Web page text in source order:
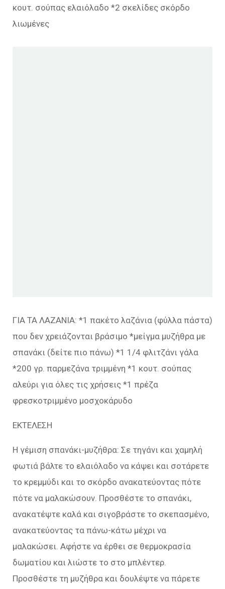
κουτ. σούπας ελαιόλαδο *2 σκελίδες σκόρδο
λιωμένες
ΓΙΑ ΤΑ ΛΑΖΑΝΙΑ: *1 πακέτο λαζάνια (φύλλα πάστα)
που δεν χρειάζονται βράσιμο *μείγμα μυζήθρα με
σπανάκι (δείτε πιο πάνω) *1 1/4 φλιτζάνι γάλα
*200 γρ. παρμεζάνα τριμμένη *1 κουτ. σούπας
αλεύρι για όλες τις χρήσεις *1 πρέζα
φρεσκοτριμμένο μοσχοκάρυδο
ΕΚΤΕΛΕΣΗ
Η γέμιση σπανάκι-μυζήθρα: Σε τηγάνι και χαμηλή
φωτιά βάλτε το ελαιόλαδο να κάψει και σοτάρετε
το κρεμμύδι και το σκόρδο ανακατεύοντας πότε
πότε να μαλακώσουν. Προσθέστε το σπανάκι,
ανακατέψτε καλά και σιγοβράστε το σκεπασμένο,
ανακατεύοντας τα πάνω-κάτω μέχρι να
μαλακώσει. Αφήστε να έρθει σε θερμοκρασία
δωματίου και λιώστε το στο μπλέντερ.
Προσθέστε τη μυζήθρα και δουλέψτε να πάρετε